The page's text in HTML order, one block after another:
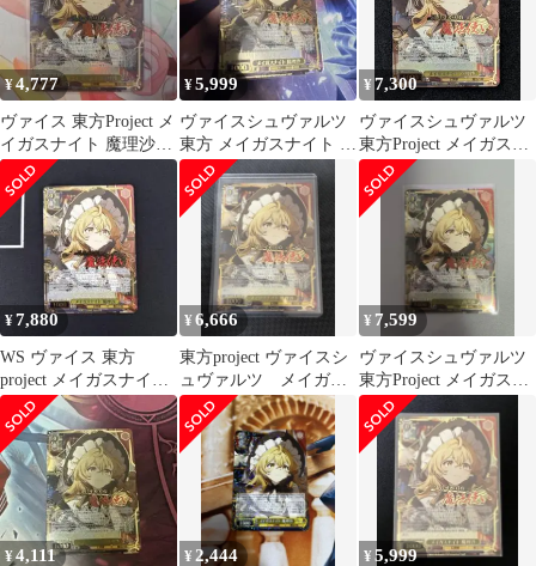
¥4,777
ヴァイス 東方Project メ
イガスナイト 魔理沙
SR 星3
¥5,999
ヴァイスシュヴァルツ
東方 メイガスナイト 魔
理沙 SR 星3 ★★★
¥7,300
ヴァイスシュヴァルツ
東方Project メイガスナ
イト 魔理沙 SR★★★
¥7,880
WS ヴァイス 東方
project メイガスナイト
魔理沙 SR 星3 ★★★
¥6,666
東方project ヴァイスシ
ュヴァルツ メイガス
ナイト 魔理沙 SR 星
3
¥ 7,599
ヴァイスシュヴァルツ
東方Project メイガスナ
イト 魔理沙 SR
¥4,111 ¥ 2,444 ¥5,999